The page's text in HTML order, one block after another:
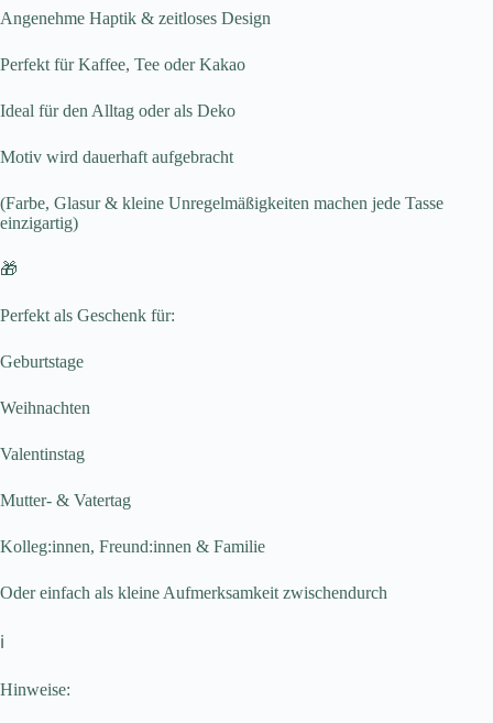
Angenehme Haptik & zeitloses Design
Perfekt für Kaffee, Tee oder Kakao
Ideal für den Alltag oder als Deko
Motiv wird dauerhaft aufgebracht
(Farbe, Glasur & kleine Unregelmäßigkeiten machen jede Tasse
einzigartig)
🎁
Perfekt als Geschenk für:
Geburtstage
Weihnachten
Valentinstag
Mutter- & Vatertag
Kolleg:innen, Freund:innen & Familie
Oder einfach als kleine Aufmerksamkeit zwischendurch
ℹ️
Hinweise: